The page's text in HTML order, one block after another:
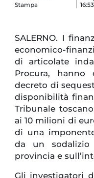
Stampa
16:53
SALERNO. I
economico-
di articolate
Procura, hanno
decreto di
disponibilità
Tribunale
ai 10 milioni di
di una
da un sodalizio
provincia e
Gli investigatori